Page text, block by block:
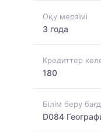
Оқу мерзімі
3 года
Кредиттер
180
Білім беру
D084